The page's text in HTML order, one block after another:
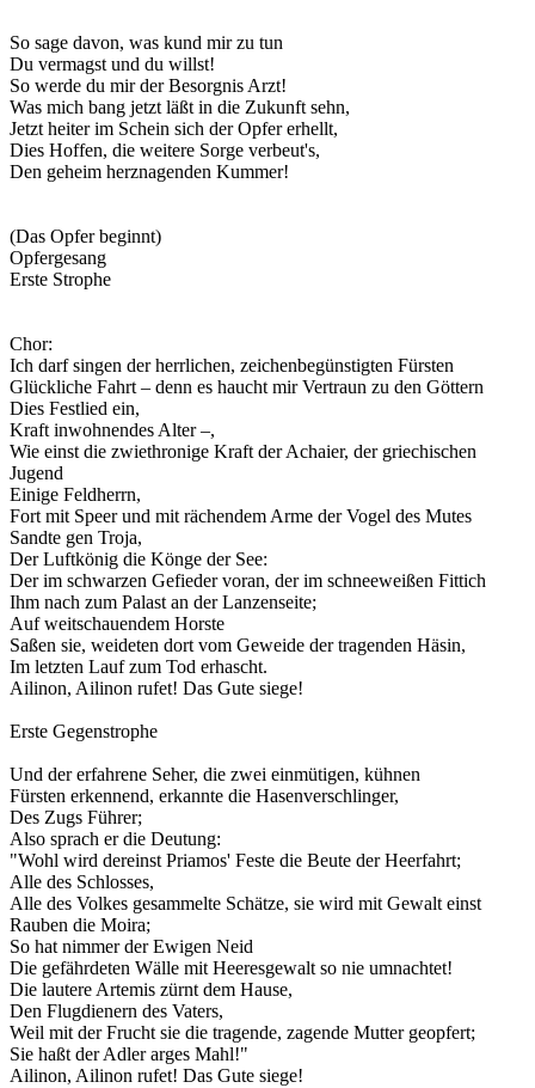
So sage davon, was kund mir zu tun
Du vermagst und du willst!
So werde du mir der Besorgnis Arzt!
Was mich bang jetzt läßt in die Zukunft sehn,
Jetzt heiter im Schein sich der Opfer erhellt,
Dies Hoffen, die weitere Sorge verbeut's,
Den geheim herznagenden Kummer!
(Das Opfer beginnt)
Opfergesang
Erste Strophe
Chor:
Ich darf singen der herrlichen, zeichenbegünstigten Fürsten
Glückliche Fahrt – denn es haucht mir Vertraun zu den Göttern
Dies Festlied ein,
Kraft inwohnendes Alter –,
Wie einst die zwiethronige Kraft der Achaier, der griechischen
Jugend
Einige Feldherrn,
Fort mit Speer und mit rächendem Arme der Vogel des Mutes
Sandte gen Troja,
Der Luftkönig die Könge der See:
Der im schwarzen Gefieder voran, der im schneeweißen Fittich
Ihm nach zum Palast an der Lanzenseite;
Auf weitschauendem Horste
Saßen sie, weideten dort vom Geweide der tragenden Häsin,
Im letzten Lauf zum Tod erhascht.
Ailinon, Ailinon rufet! Das Gute siege!
Erste Gegenstrophe
Und der erfahrene Seher, die zwei einmütigen, kühnen
Fürsten erkennend, erkannte die Hasenverschlinger,
Des Zugs Führer;
Also sprach er die Deutung:
"Wohl wird dereinst Priamos' Feste die Beute der Heerfahrt;
Alle des Schlosses,
Alle des Volkes gesammelte Schätze, sie wird mit Gewalt einst
Rauben die Moira;
So hat nimmer der Ewigen Neid
Die gefährdeten Wälle mit Heeresgewalt so nie umnachtet!
Die lautere Artemis zürnt dem Hause,
Den Flugdienern des Vaters,
Weil mit der Frucht sie die tragende, zagende Mutter geopfert;
Sie haßt der Adler arges Mahl!"
Ailinon, Ailinon rufet! Das Gute siege!